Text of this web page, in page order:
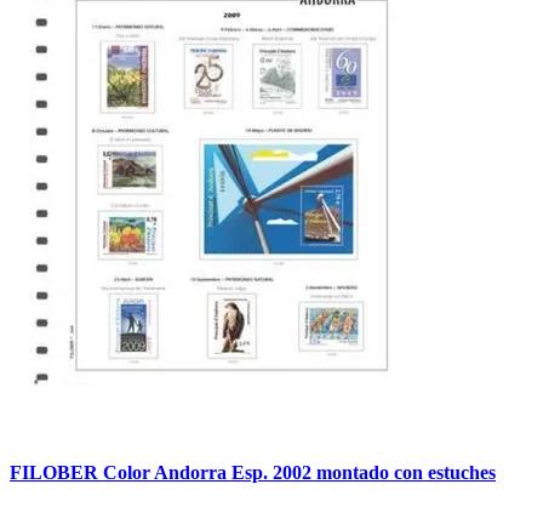
FILOBER Color Andorra Esp. 2002 montado con estuches